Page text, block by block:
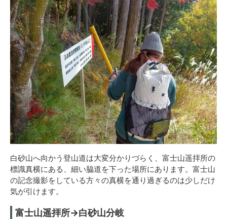
白砂山へ向かう登山道は大変分かりづらく、富士山遥拝所の
標識真横にある、細い脇道を下った場所にあります。富士山
の記念撮影をしている方々の真横を通り過ぎるのは少しだけ
気が引けます。
富士山遥拝所→白砂山分岐